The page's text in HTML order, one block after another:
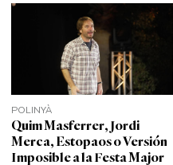
POLINYÀ
Quim Masferrer, Jordi
Merca, Estopaos o Versión
Imposible a la Festa Major